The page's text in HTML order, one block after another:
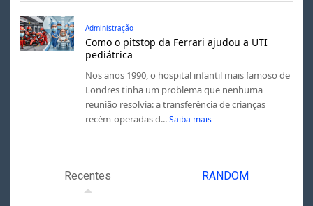
Administração
Como o pitstop da Ferrari ajudou a UTI
pediátrica
Nos anos 1990, o hospital infantil mais famoso de
Londres tinha um problema que nenhuma
reunião resolvia: a transferência de crianças
recém-operadas d... Saiba mais
Recentes RANDOM